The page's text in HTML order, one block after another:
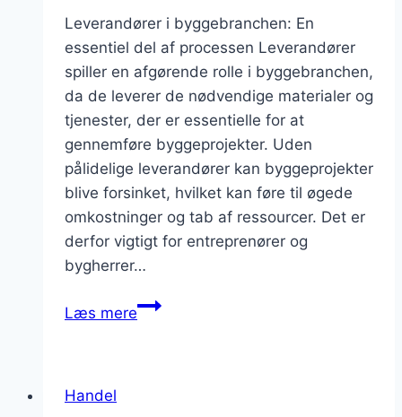
Leverandører i byggebranchen: En
essentiel del af processen Leverandører
spiller en afgørende rolle i byggebranchen,
da de leverer de nødvendige materialer og
tjenester, der er essentielle for at
gennemføre byggeprojekter. Uden
pålidelige leverandører kan byggeprojekter
blive forsinket, hvilket kan føre til øgede
omkostninger og tab af ressourcer. Det er
derfor vigtigt for entreprenører og
bygherrer…
Læs mereLeverandører
Handel